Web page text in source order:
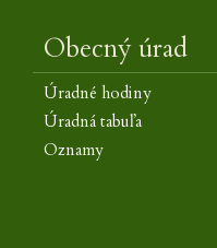
Obecný úrad
Úradné hodiny
Úradná tabuľa
Oznamy